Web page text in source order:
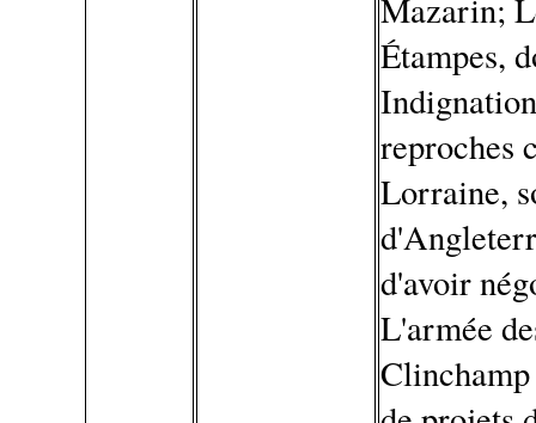
Mazarin;
Étampes,
reproches
Lorraine,
d'avoir
L'armée